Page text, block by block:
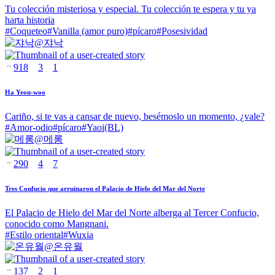
Tu colección misteriosa y especial. Tu colección te espera y tu ya
harta historia
#Coqueteo#Vanilla (amor puro)#pícaro#Posesividad
@쟈낙
918 3 1
Ha Yeon-woo
Cariño, si te vas a cansar de nuevo, besémoslo un momento, ¿vale?
#Amor-odio#pícaro#Yaoi(BL)
@메롱
290 4 7
Tres Confucio que arruinaron el Palacio de Hielo del Mar del Norte
El Palacio de Hielo del Mar del Norte alberga al Tercer Confucio,
conocido como Mangnani.
#Estilo oriental#Wuxia
@온유월
137 2 1